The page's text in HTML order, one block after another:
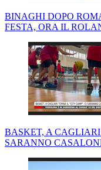
BINAGHI DOPO
FESTA, ORA IL
BASKET, A
SARANNO